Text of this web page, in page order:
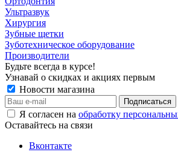
Ультразвук
Хирургия
Зубные щетки
Зуботехническое оборудование
Производители
Будьте всегда в курсе!
Узнавай о скидках и акциях первым
Новости магазина
Я согласен на обработку
Оставайтесь на связи
Вконтакте